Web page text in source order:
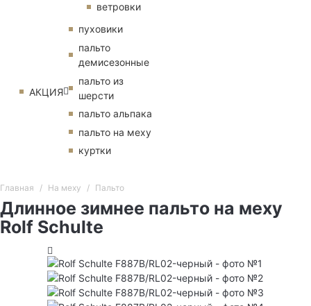
ветровки
АКЦИЯ
пуховики
пальто
демисезонные
пальто из
шерсти
пальто альпака
пальто на меху
куртки
Главная На меху Пальто
Длинное зимнее пальто на меху
Rolf Schulte